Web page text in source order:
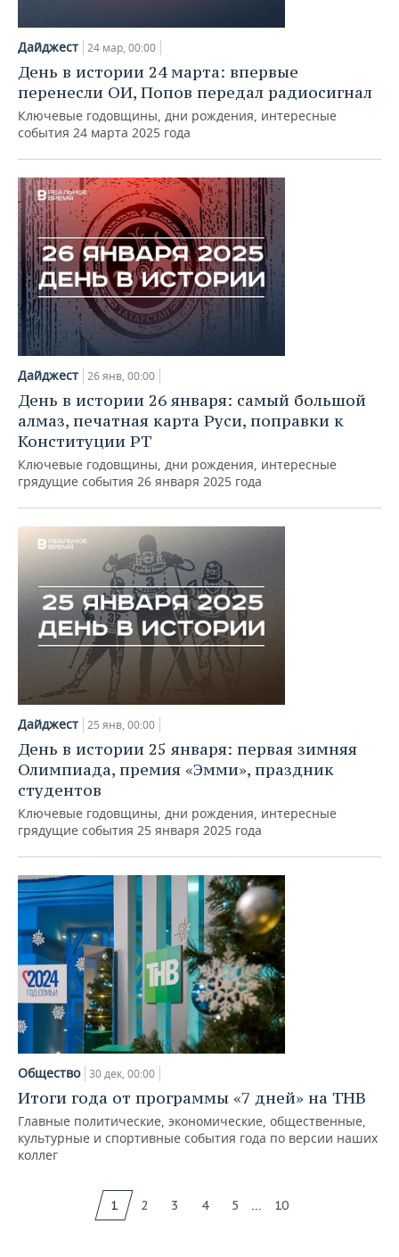
Дайджест 24 мар, 00:00
День в истории 24 марта: впервые
перенесли ОИ, Попов передал радиосигнал
Ключевые годовщины, дни рождения, интересные
события 24 марта 2025 года
Дайджест 26 янв, 00:00
День в истории 26 января: самый большой
алмаз, печатная карта Руси, поправки к
Конституции РТ
Ключевые годовщины, дни рождения, интересные
грядущие события 26 января 2025 года
Дайджест 25 янв, 00:00
День в истории 25 января: первая зимняя
Олимпиада, премия «Эмми», праздник
студентов
Ключевые годовщины, дни рождения, интересные
грядущие события 25 января 2025 года
Общество 30 дек, 00:00
Итоги года от программы «7 дней» на ТНВ
Главные политические, экономические, общественные,
культурные и спортивные события года по версии наших
коллег
1 2 3 4 5 ... 10